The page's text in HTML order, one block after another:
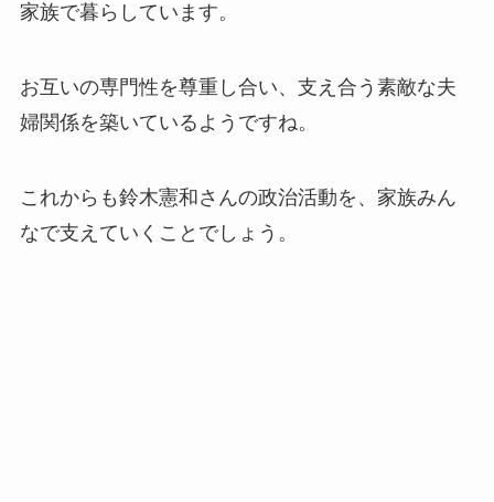
家族で暮らしています。
お互いの専門性を尊重し合い、支え合う素敵な夫
婦関係を築いているようですね。
これからも鈴木憲和さんの政治活動を、家族みん
なで支えていくことでしょう。